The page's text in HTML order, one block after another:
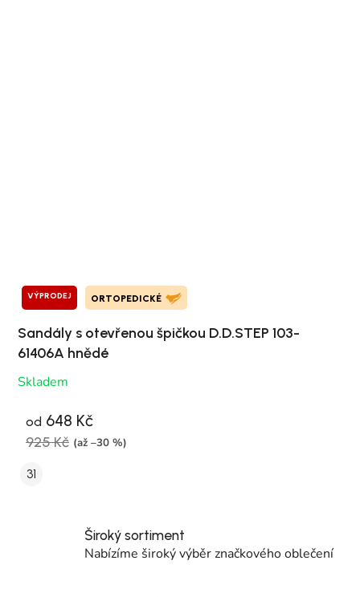
VÝPRODEJ ORTOPEDICKÉ
Sandály s otevřenou špičkou D.D.STEP 103-
61406A hnědé
Skladem
od 648 Kč
925 Kč (až –30 %)
31
Široký sortiment
Nabízíme široký výběr značkového oblečení